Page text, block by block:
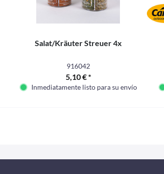
Salat/Kräuter Streuer 4x
916042
5,10 € *
Inmediatamente listo para su envío